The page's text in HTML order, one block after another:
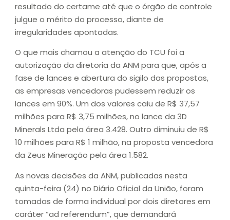
resultado do certame até que o órgão de controle
julgue o mérito do processo, diante de
irregularidades apontadas.
O que mais chamou a atenção do TCU foi a
autorização da diretoria da ANM para que, após a
fase de lances e abertura do sigilo das propostas,
as empresas vencedoras pudessem reduzir os
lances em 90%. Um dos valores caiu de R$ 37,57
milhões para R$ 3,75 milhões, no lance da 3D
Minerals Ltda pela área 3.428. Outro diminuiu de R$
10 milhões para R$ 1 milhão, na proposta vencedora
da Zeus Mineração pela área 1.582.
As novas decisões da ANM, publicadas nesta
quinta-feira (24) no Diário Oficial da União, foram
tomadas de forma individual por dois diretores em
caráter “ad referendum”, que demandará